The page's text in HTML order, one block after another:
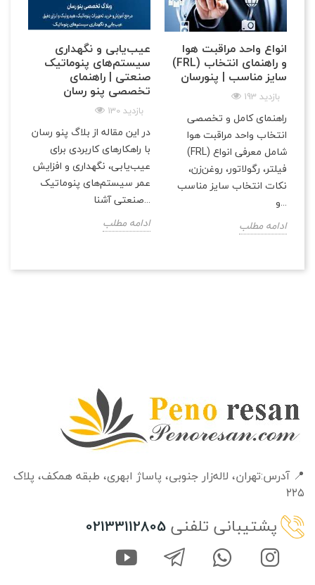
عیب‌یابی و نگهداری
سیستم‌های پنوماتیک
صنعتی | راهنمای
تخصصی پنو رسان
130 بازدید
در این مقاله از بلاگ پنو رسان
با راهکارهای کاربردی برای
عیب‌یابی، نگهداری و افزایش
عمر سیستم‌های پنوماتیک
صنعتی آشنا...
ادامه مطلب
انواع واحد مراقبت هوا
(FRL) و راهنمای انتخاب
سایز مناسب | پنو‌رسان
193 بازدید
راهنمای کامل و تخصصی
انتخاب واحد مراقبت هوا
(FRL) شامل معرفی انواع
فیلتر، رگولاتور، روغن‌زن،
نکات انتخاب سایز مناسب
و...
ادامه مطلب
📍 آدرس:تهران، لاله‌زار جنوبی، پاساژ ابهری، طبقه‌ همکف، پلاک
۲۲۵
پشتیبانی تلفنی 02133112805